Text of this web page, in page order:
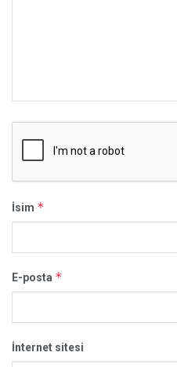
İsim *
E-posta *
İnternet sitesi